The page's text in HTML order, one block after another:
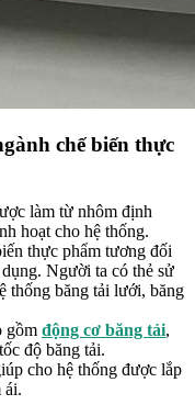
chế biến thực
làm từ nhôm định
hoạt cho hệ thống.
thực phẩm tương đối
Người ta có thẻ sử
thống băng tải lưới, băng
gồm động cơ băng tải,
độ băng tải.
cho hệ thống được lắp
ái.